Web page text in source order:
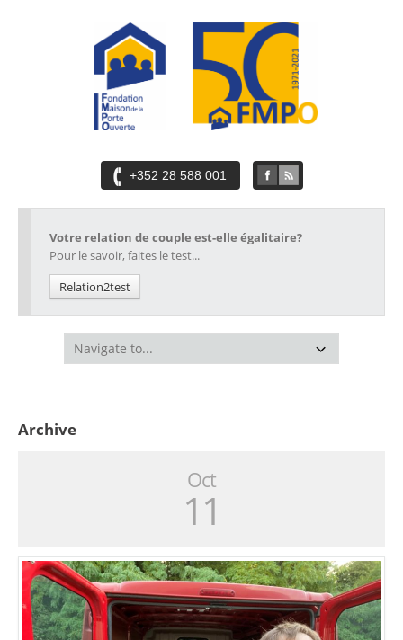
+352 28 588 001
Votre relation de couple est-elle égalitaire?
Pour le savoir, faites le test...
Relation2test
Archive
Oct
11